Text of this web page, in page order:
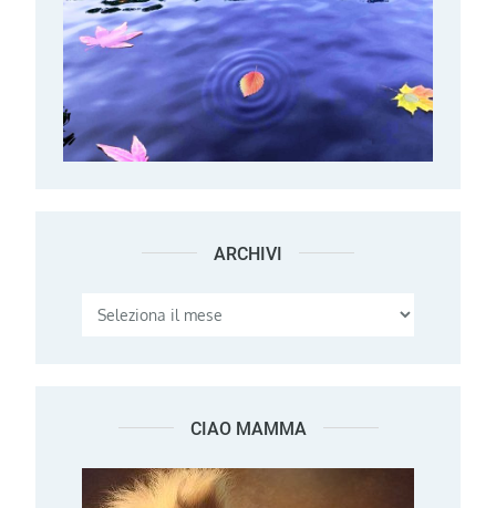
ARCHIVI Archivi
CIAO MAMMA